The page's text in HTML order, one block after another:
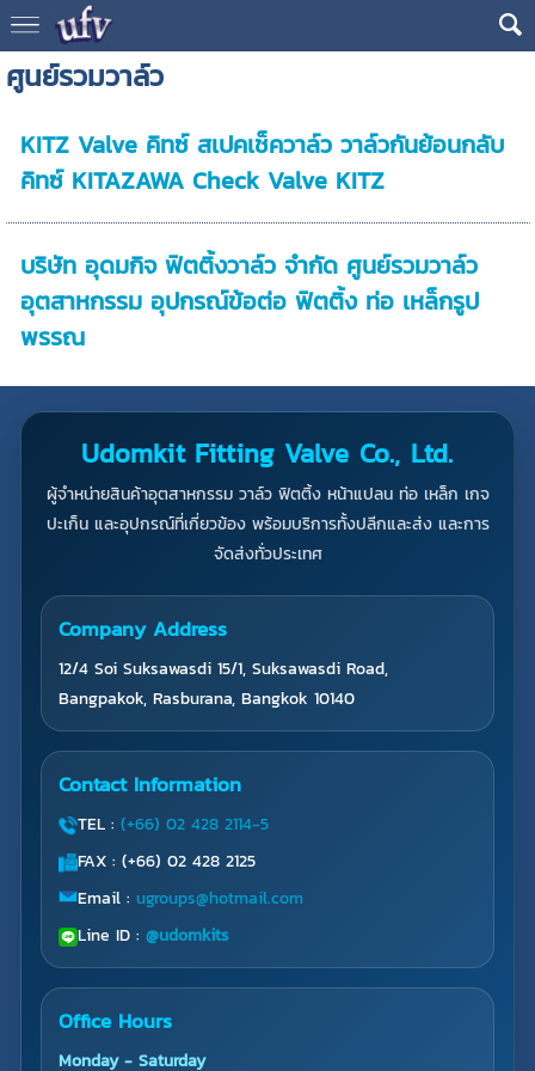
ศูนย์รวมวาล์ว
KITZ Valve คิทซ์ สเปคเช็ควาล์ว วาล์วกันย้อนกลับ
คิทซ์ KITAZAWA Check Valve KITZ
บริษัท อุดมกิจ ฟิตติ้งวาล์ว จำกัด ศูนย์รวมวาล์ว
อุตสาหกรรม อุปกรณ์ข้อต่อ ฟิตติ้ง ท่อ เหล็กรูป
พรรณ
Udomkit Fitting Valve Co., Ltd.
ผู้จำหน่ายสินค้าอุตสาหกรรม วาล์ว ฟิตติ้ง หน้าแปลน ท่อ เหล็ก เกจ
ปะเก็น และอุปกรณ์ที่เกี่ยวข้อง พร้อมบริการทั้งปลีกและส่ง และการ
จัดส่งทั่วประเทศ
Company Address
12/4 Soi Suksawasdi 15/1, Suksawasdi Road,
Bangpakok, Rasburana, Bangkok 10140
Contact Information
TEL : (+66) 02 428 2114-5
FAX : (+66) 02 428 2125
Email : ugroups@hotmail.com
Line ID : @udomkits
Office Hours
Monday - Saturday